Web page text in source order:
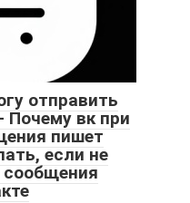
отправить
Почему вк при
пишет
если не